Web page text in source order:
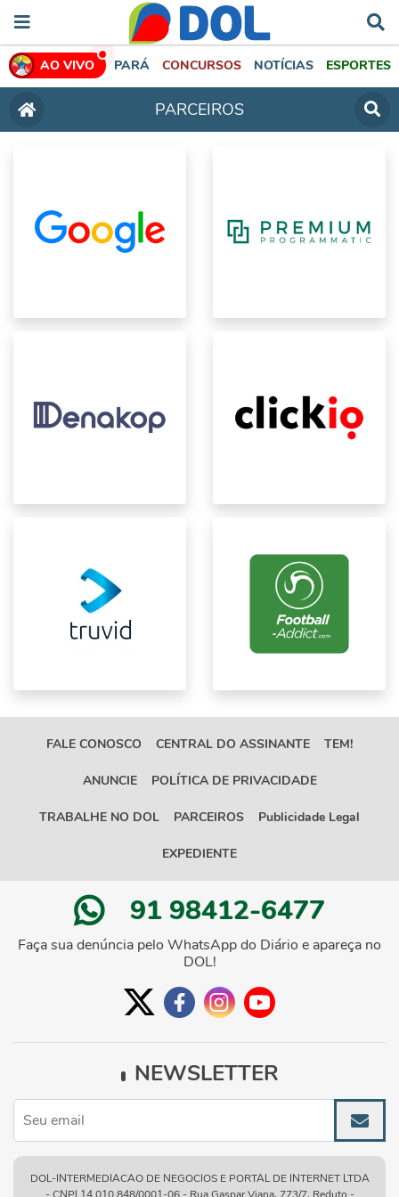
AO VIVO PARÁ CONCURSOS NOTÍCIAS ESPORTES
PARCEIROS
FALE CONOSCO CENTRAL DO ASSINANTE TEM!
ANUNCIE POLÍTICA DE PRIVACIDADE
TRABALHE NO DOL PARCEIROS Publicidade Legal
EXPEDIENTE
91 98412-6477
Faça sua denúncia pelo WhatsApp do Diário e apareça no
DOL!
NEWSLETTER
DOL-INTERMEDIACAO DE NEGOCIOS E PORTAL DE INTERNET LTDA